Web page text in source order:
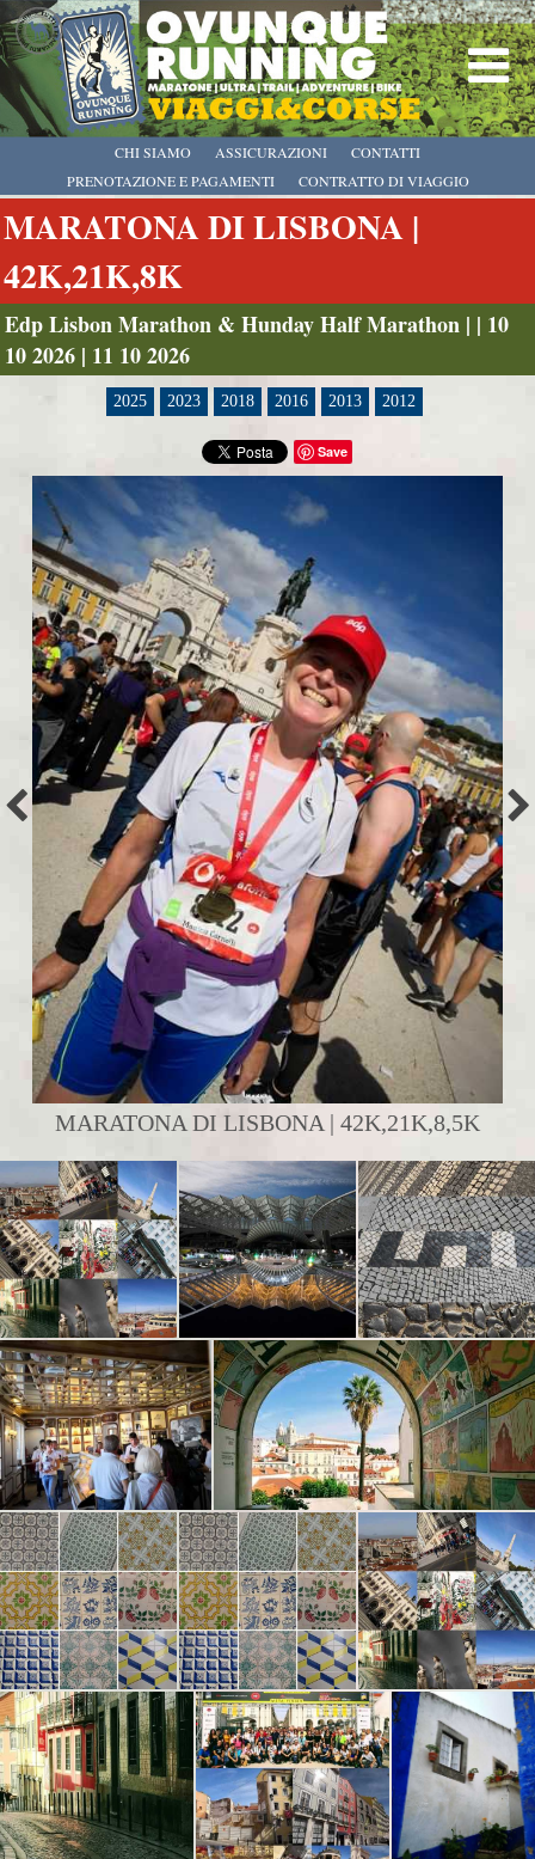
CHI SIAMO
PRENOTAZIONE E PAGAMENTI
CONTRATTO DI VIAGGIO
ASSICURAZIONI CONTATTI
MARATONA DI LISBONA |
42K,21K,8K
Edp Lisbon Marathon & Hunday Half Marathon | | 10
10 2026 | 11 10 2026
2025 2023 2018 2016 2013 2012
Save
MARATONA DI LISBONA | 42K,21K,8,5K